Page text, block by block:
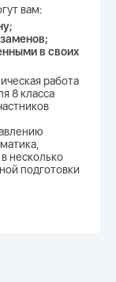
вам:
в своих
работа
8 класса
несколько
подготовки